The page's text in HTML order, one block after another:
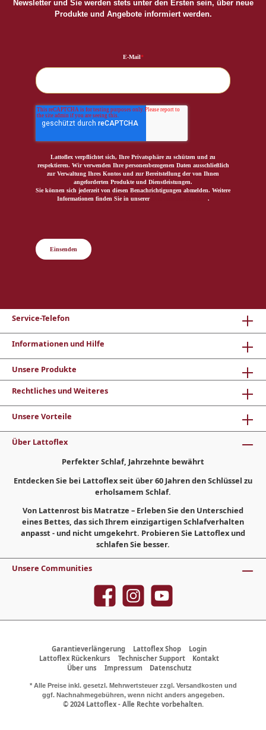
Newsletter und Sie werden stets unter den Ersten sein, über neue
Produkte und Angebote informiert werden.
E-Mail*
Lattoflex verpflichtet sich, Ihre Privatsphäre zu schützen und zu
respektieren. Wir verwenden Ihre personenbezogenen Daten ausschließlich
zur Verwaltung Ihres Kontos und zur Bereitstellung der von Ihnen
angeforderten Produkte und Dienstleistungen.
Sie können sich jederzeit von diesen Benachrichtigungen abmelden. Weitere
Informationen finden Sie in unserer
.
Einsenden
Service-Telefon
Informationen und Hilfe
Unsere Produkte
Rechtliches und Weiteres
Unsere Vorteile
Über Lattoflex
Perfekter Schlaf, Jahrzehnte bewährt
Entdecken Sie bei Lattoflex seit über 60 Jahren den Schlüssel zu
erholsamem Schlaf.
Von Lattenrost bis Matratze – Erleben Sie den Unterschied
eines Bettes, das sich Ihrem einzigartigen Schlafverhalten
anpasst - und nicht umgekehrt. Probieren Sie Lattoflex und
schlafen Sie besser.
Unsere Communities
Garantieverlängerung Lattoflex Shop
Login
Lattoflex Rückenkurs
Technischer Support
Kontakt
Über uns
Impressum Datenschutz
* Alle Preise inkl. gesetzl. Mehrwertsteuer zzgl. Versandkosten und
ggf. Nachnahmegebühren, wenn nicht anders angegeben.
© 2024 Lattoflex - Alle Rechte vorbehalten.